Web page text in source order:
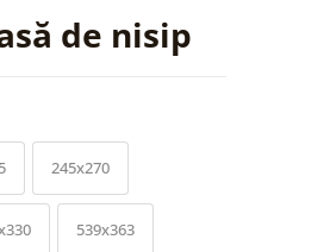
de nisip
245x270
539x363